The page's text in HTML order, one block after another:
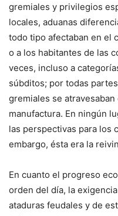
gremiales y privilegios
locales, aduanas
todo tipo afectaban en el
o a los habitantes de las
veces, incluso a
súbditos; por todas
gremiales se
manufactura. En ningún
las perspectivas para los
embargo, ésta era la
En cuanto el progreso
orden del día, la
ataduras feudales y de